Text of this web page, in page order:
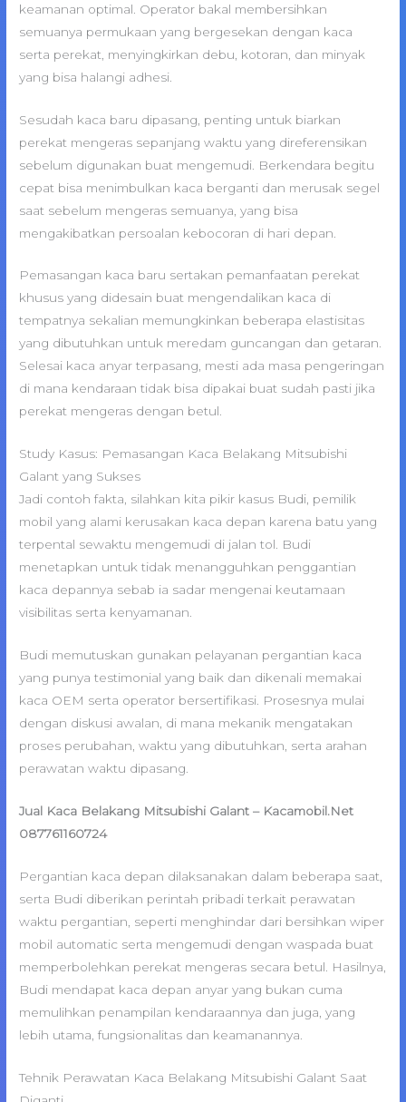
keamanan optimal. Operator bakal membersihkan
semuanya permukaan yang bergesekan dengan kaca
serta perekat, menyingkirkan debu, kotoran, dan minyak
yang bisa halangi adhesi.
Sesudah kaca baru dipasang, penting untuk biarkan
perekat mengeras sepanjang waktu yang direferensikan
sebelum digunakan buat mengemudi. Berkendara begitu
cepat bisa menimbulkan kaca berganti dan merusak segel
saat sebelum mengeras semuanya, yang bisa
mengakibatkan persoalan kebocoran di hari depan.
Pemasangan kaca baru sertakan pemanfaatan perekat
khusus yang didesain buat mengendalikan kaca di
tempatnya sekalian memungkinkan beberapa elastisitas
yang dibutuhkan untuk meredam guncangan dan getaran.
Selesai kaca anyar terpasang, mesti ada masa pengeringan
di mana kendaraan tidak bisa dipakai buat sudah pasti jika
perekat mengeras dengan betul.
Study Kasus: Pemasangan Kaca Belakang Mitsubishi
Galant yang Sukses
Jadi contoh fakta, silahkan kita pikir kasus Budi, pemilik
mobil yang alami kerusakan kaca depan karena batu yang
terpental sewaktu mengemudi di jalan tol. Budi
menetapkan untuk tidak menangguhkan penggantian
kaca depannya sebab ia sadar mengenai keutamaan
visibilitas serta kenyamanan.
Budi memutuskan gunakan pelayanan pergantian kaca
yang punya testimonial yang baik dan dikenali memakai
kaca OEM serta operator bersertifikasi. Prosesnya mulai
dengan diskusi awalan, di mana mekanik mengatakan
proses perubahan, waktu yang dibutuhkan, serta arahan
perawatan waktu dipasang.
Jual Kaca Belakang Mitsubishi Galant – Kacamobil.Net
087761160724
Pergantian kaca depan dilaksanakan dalam beberapa saat,
serta Budi diberikan perintah pribadi terkait perawatan
waktu pergantian, seperti menghindar dari bersihkan wiper
mobil automatic serta mengemudi dengan waspada buat
memperbolehkan perekat mengeras secara betul. Hasilnya,
Budi mendapat kaca depan anyar yang bukan cuma
memulihkan penampilan kendaraannya dan juga, yang
lebih utama, fungsionalitas dan keamanannya.
Tehnik Perawatan Kaca Belakang Mitsubishi Galant Saat